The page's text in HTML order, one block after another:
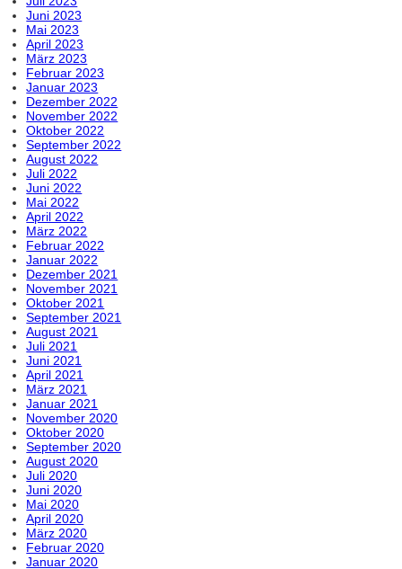
Juni 2023
Mai 2023
April 2023
März 2023
Februar 2023
Januar 2023
Dezember 2022
November 2022
Oktober 2022
September 2022
August 2022
Juli 2022
Juni 2022
Mai 2022
April 2022
März 2022
Februar 2022
Januar 2022
Dezember 2021
November 2021
Oktober 2021
September 2021
August 2021
Juli 2021
Juni 2021
April 2021
März 2021
Januar 2021
November 2020
Oktober 2020
September 2020
August 2020
Juli 2020
Juni 2020
Mai 2020
April 2020
März 2020
Februar 2020
Januar 2020